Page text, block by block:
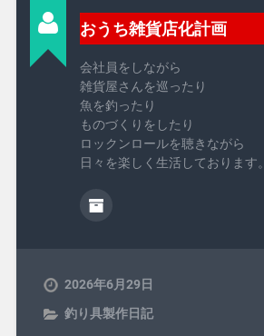
おうち雑貨店化計画
会社員をしながら
雑貨屋さんを巡ったり
魚を釣ったり
ものづくりをしたり
ロックンロールを聴きながら
日々を楽しく生活しております。
2026年6月29日
釣り具製作日記